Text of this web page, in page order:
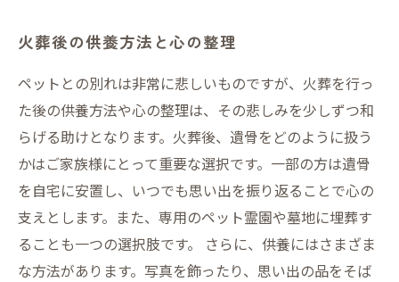
火葬後の供養方法と心の整理
ペットとの別れは非常に悲しいものですが、火葬を行っ
た後の供養方法や心の整理は、その悲しみを少しずつ和
らげる助けとなります。火葬後、遺骨をどのように扱う
かはご家族様にとって重要な選択です。一部の方は遺骨
を自宅に安置し、いつでも思い出を振り返ることで心の
支えとします。また、専用のペット霊園や墓地に埋葬す
ることも一つの選択肢です。 さらに、供養にはさまざま
な方法があります。写真を飾ったり、思い出の品をそば